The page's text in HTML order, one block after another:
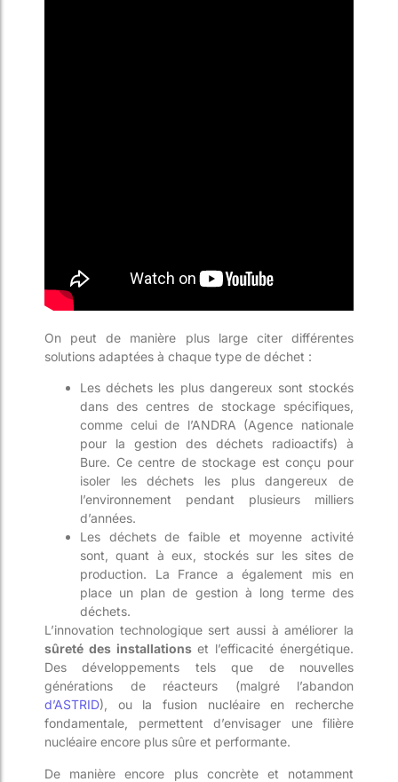
On peut de manière plus large citer différentes
solutions adaptées à chaque type de déchet :
Les déchets les plus dangereux sont stockés
dans des centres de stockage spécifiques,
comme celui de l’ANDRA (Agence nationale
pour la gestion des déchets radioactifs) à
Bure. Ce centre de stockage est conçu pour
isoler les déchets les plus dangereux de
l’environnement pendant plusieurs milliers
d’années.
Les déchets de faible et moyenne activité
sont, quant à eux, stockés sur les sites de
production. La France a également mis en
place un plan de gestion à long terme des
déchets.
L’innovation technologique sert aussi à améliorer la
sûreté des installationset l’efficacité énergétique.
Des développements tels que de nouvelles
générations de réacteurs (malgré l’abandon
d’ASTRID), ou la fusion nucléaire en recherche
fondamentale, permettent d’envisager une filière
nucléaire encore plus sûre et performante.
De manière encore plus concrète et notamment